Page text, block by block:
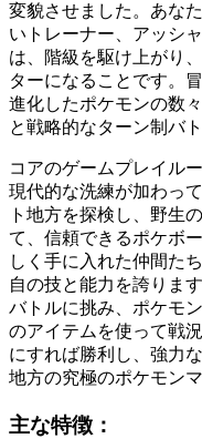
変貌させました。あな
いトレーナー、アッシ
は、階級を駆け上がり
ターになることです。
進化したポケモンの数
と戦略的なターン制バ
コアのゲームプレイル
現代的な洗練が加わっ
ト地方を探検し、野生
て、信頼できるポケボ
しく手に入れた仲間た
自の技と能力を誇りま
バトルに挑み、ポケモ
のアイテムを使って戦
にすれば勝利し、強力
地方の究極のポケモン
主な特徴：